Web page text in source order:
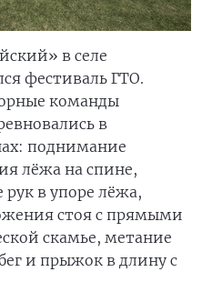
в селе
фестиваль ГТО.
команды
в
поднимание
лёжа на спине,
рук в упоре лёжа,
стоя с прямыми
скамье, метание
и прыжок в длину с